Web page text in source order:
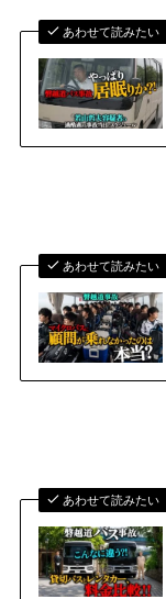
あわせて読みたい
あわせて読みたい
あわせて読みたい